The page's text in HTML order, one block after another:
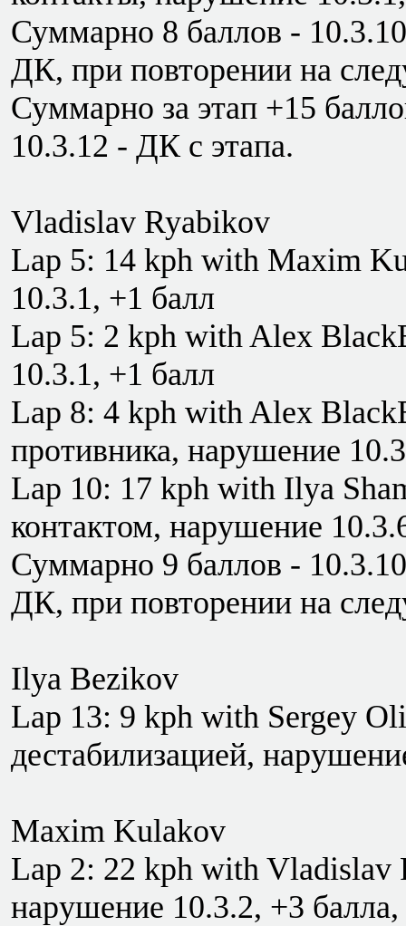
Суммарно 8 баллов -
ДК, при повторении на
Суммарно за этап +15
10.3.12 - ДК с этапа.
Vladislav Ryabikov
Lap 5: 14 kph with Maxim
10.3.1, +1 балл
Lap 5: 2 kph with Alex
10.3.1, +1 балл
Lap 8: 4 kph with Alex
противника, нарушение
Lap 10: 17 kph with Ilya
контактом, нарушение
Суммарно 9 баллов -
ДК, при повторении на
Ilya Bezikov
Lap 13: 9 kph with Sergey
дестабилизацией,
Maxim Kulakov
Lap 2: 22 kph with Vladislav
нарушение 10.3.2, +3